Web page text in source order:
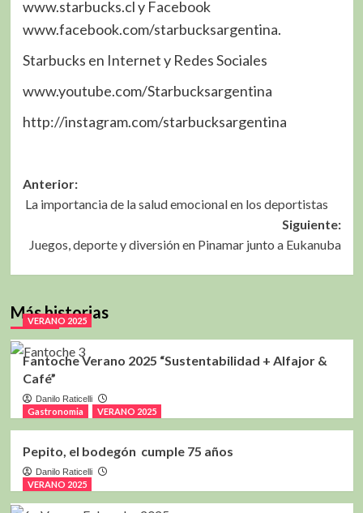
www.starbucks.cl y Facebook
www.facebook.com/starbucksargentina.
Starbucks en Internet y Redes Sociales
www.youtube.com/Starbucksargentina
http://instagram.com/starbucksargentina
Navegación
de
entradas
Anterior:
La importancia de la salud emocional en los deportistas
Siguiente:
Juegos, deporte y diversión en Pinamar junto a Eukanuba
Más historias
VERANO 2025
Fantoche Verano 2025 “Sustentabilidad + Alfajor &
Café”
Danilo Raticelli
Gastronomia VERANO 2025
Pepito, el bodegón cumple 75 años
Danilo Raticelli
VERANO 2025